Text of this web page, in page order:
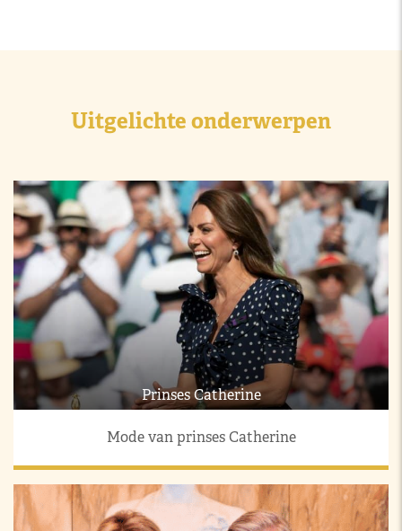
Uitgelichte onderwerpen
Prinses Catherine
Mode van prinses Catherine